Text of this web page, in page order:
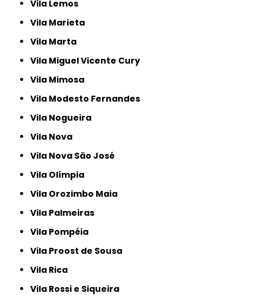
Vila Lemos
Vila Marieta
Vila Marta
Vila Miguel Vicente Cury
Vila Mimosa
Vila Modesto Fernandes
Vila Nogueira
Vila Nova
Vila Nova São José
Vila Olímpia
Vila Orozimbo Maia
Vila Palmeiras
Vila Pompéia
Vila Proost de Sousa
Vila Rica
Vila Rossi e Siqueira